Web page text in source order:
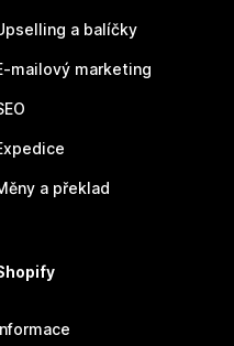
a balíčky
mailový marketing
a překlad